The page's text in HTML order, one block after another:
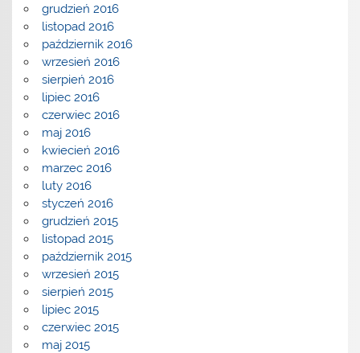
grudzień 2016
listopad 2016
październik 2016
wrzesień 2016
sierpień 2016
lipiec 2016
czerwiec 2016
maj 2016
kwiecień 2016
marzec 2016
luty 2016
styczeń 2016
grudzień 2015
listopad 2015
październik 2015
wrzesień 2015
sierpień 2015
lipiec 2015
czerwiec 2015
maj 2015